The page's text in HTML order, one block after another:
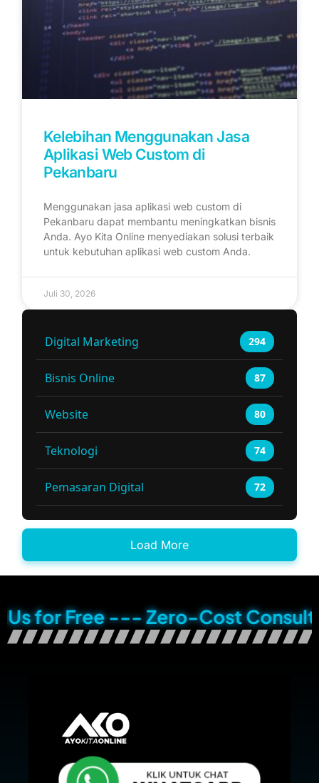
Kelebihan Menggunakan Jasa
Aplikasi Web Custom di
Pekanbaru
Menggunakan jasa aplikasi web custom di
Pekanbaru dapat membantu meningkatkan bisnis
Anda. Ayo Kita Online menyediakan solusi terbaik
untuk kebutuhan aplikasi web custom Anda.
Juli 30, 2026
Digital Marketing 294
Bisnis Online 87
Website 80
Teknologi 74
Pemasaran Digital 72
Load More
Free --- Zero-Cost